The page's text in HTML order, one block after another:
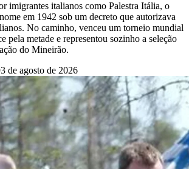
imigrantes italianos como Palestra Itália, o
em 1942 sob um decreto que autorizava
No caminho, venceu um torneio mundial
pela metade e representou sozinho a seleção
do Mineirão.
de agosto de 2026